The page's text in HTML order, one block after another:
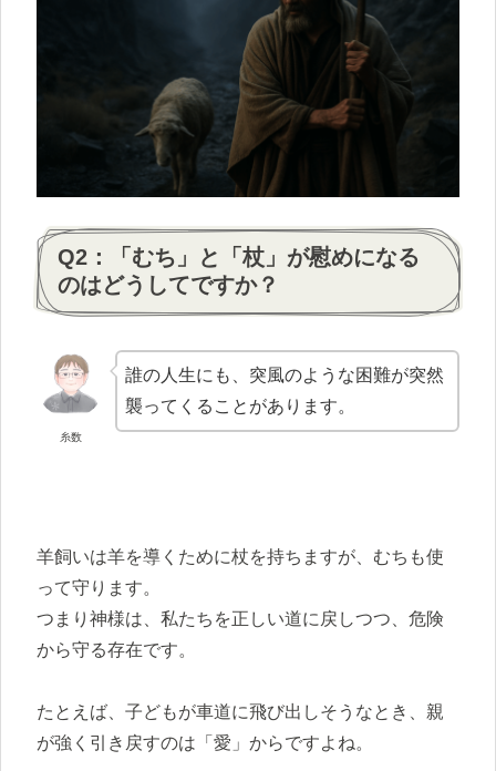
Q2：「むち」と「杖」が慰めになる
のはどうしてですか？
糸数
誰の人生にも、突風のような困難が突然
襲ってくることがあります。
羊飼いは羊を導くために杖を持ちますが、むちも使
って守ります。
つまり神様は、私たちを正しい道に戻しつつ、危険
から守る存在です。
たとえば、子どもが車道に飛び出しそうなとき、親
が強く引き戻すのは「愛」からですよね。